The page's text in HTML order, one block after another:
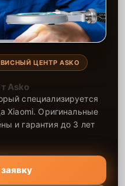
ЦЕНТР ASKO
Asko
специализируется
Xiaomi. Оригинальные
и гарантия до 3 лет